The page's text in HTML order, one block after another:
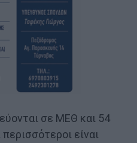
σε ΜΕΘ και 54
είναι